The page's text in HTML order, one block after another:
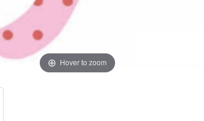
Hover to zoom